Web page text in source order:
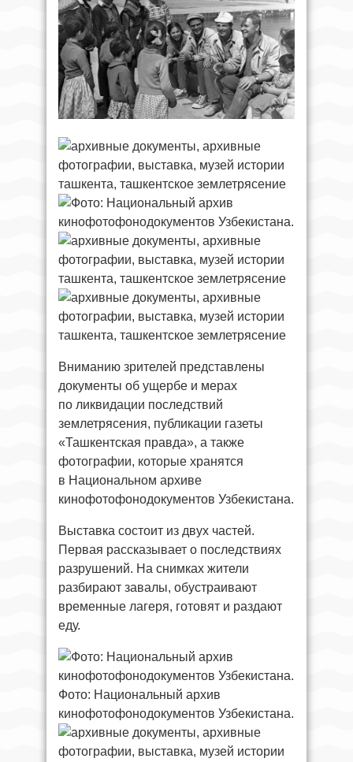
Вниманию зрителей представлены
документы об ущербе и мерах
по ликвидации последствий
землетрясения, публикации газеты
«Ташкентская правда», а также
фотографии, которые хранятся
в Национальном архиве
кинофотофонодокументов Узбекистана.
Выставка состоит из двух частей.
Первая рассказывает о последствиях
разрушений. На снимках жители
разбирают завалы, обустраивают
временные лагеря, готовят и раздают
еду.
Фото: Национальный архив
кинофотофонодокументов Узбекистана.